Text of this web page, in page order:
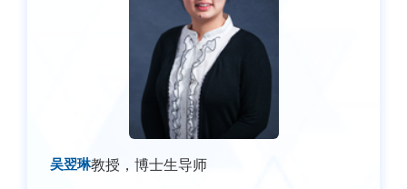
吴翌琳教授，博士生导师